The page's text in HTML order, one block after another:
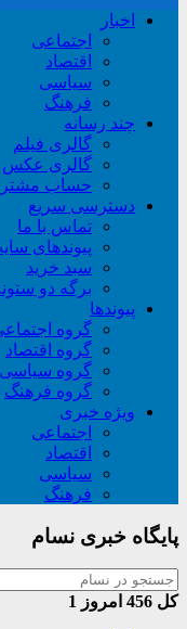
اخبار
اجتماعی
اقتصاد
سیاسی
فرهنگ
چند رسانه
گالری فیلم
گالری عکس
حساب
دسترسی سریع
تماس با ما
پیوندهای
سبد خريد
برگه دو
پیوندها
گروه
گروه اقتصاد
گروه سیاسی
گروه فرهنگ
ویژه خبری
اجتماعی
اقتصاد
سیاسی
فرهنگ
پایگاه خبری نسام
کل امروز 1